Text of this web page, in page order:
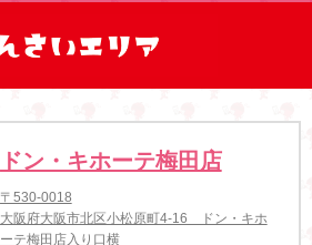
ドン・キホーテ梅田店
〒530-0018
大阪府大阪市北区小松原町4-16 ドン・キホ
ーテ梅田店入り口横